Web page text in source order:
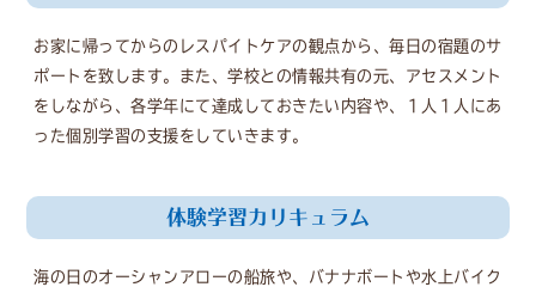
お家に帰ってからのレスパイトケアの観点から、毎日の宿題のサ
ポートを致します。また、学校との情報共有の元、アセスメント
をしながら、各学年にて達成しておきたい内容や、１人１人にあ
った個別学習の支援をしていきます。
体験学習カリキュラム
海の日のオーシャンアローの船旅や、バナナボートや水上バイク